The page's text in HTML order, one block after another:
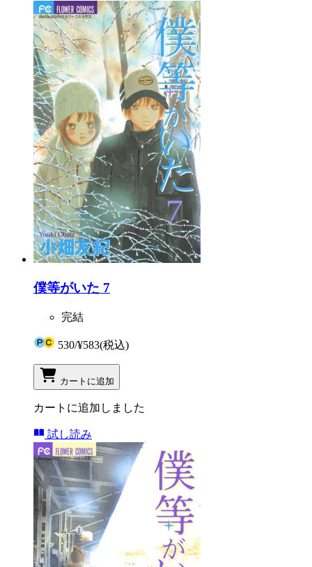
僕等がいた 7
完結
530/¥583(税込)
カートに追加
カートに追加しました
試し読み